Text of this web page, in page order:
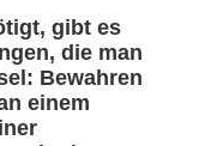
gibt es
die man
Bewahren
einem